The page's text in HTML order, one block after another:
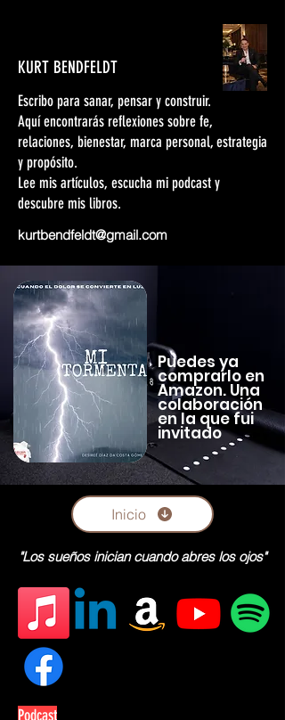
KURT BENDFELDT
Escribo para sanar, pensar y construir.
Aquí encontrarás reflexiones sobre fe,
relaciones, bienestar, marca personal, estrategia
y propósito.
Lee mis artículos, escucha mi podcast y
descubre mis libros.
kurtbendfeldt@gmail.com
Puedes ya
comprarlo en
Amazon. Una
colaboración
en la que fui
invitado
Inicio
"Los sueños inician cuando abres los ojos"
Podcast